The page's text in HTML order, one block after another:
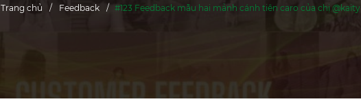
Trang chủ Feedback #123 Feedback mẫu hai mảnh cánh tiên caro của chị @kaity